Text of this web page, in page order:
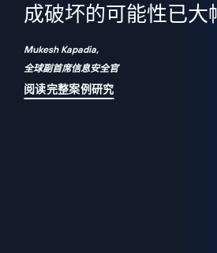
成破坏的可能性已大
Mukesh Kapadia,
全球副首席信息安全官
阅读完整案例研究